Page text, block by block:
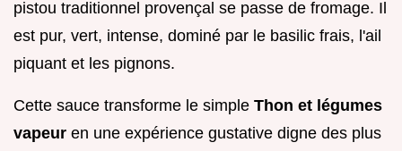
pistou traditionnel provençal se passe de fromage. Il
est pur, vert, intense, dominé par le basilic frais, l'ail
piquant et les pignons.
Cette sauce transforme le simple Thon et légumes
vapeur en une expérience gustative digne des plus